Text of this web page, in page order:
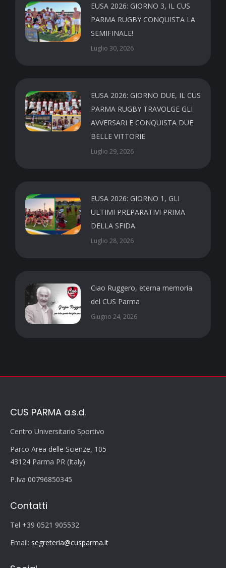
EUSA 2026: GIORNO 3, IL CUS
PARMA RUGBY CONQUISTA LA
SEMIFINALE!
Luglio 30, 2026
EUSA 2026: GIORNO DUE, IL CUS
PARMA RUGBY TRAVOLGE GLI
AVVERSARI E CONQUISTA DUE
BELLE VITTORIE
Luglio 29, 2026
EUSA 2026: GIORNO 1, GLI
ULTIMI PREPARATIVI PRIMA
DELLA SFIDA.
Luglio 28, 2026
Ciao Ruggero, eterna memoria
del CUS Parma
Giugno 24, 2026
CUS PARMA a.s.d.
Centro Universitario Sportivo
Parco Area delle Scienze, 105
43124 Parma PR (Italy)
P.Iva 00796850345
Contatti
Tel +39 0521 905532
Email: segreteria@cusparma.it